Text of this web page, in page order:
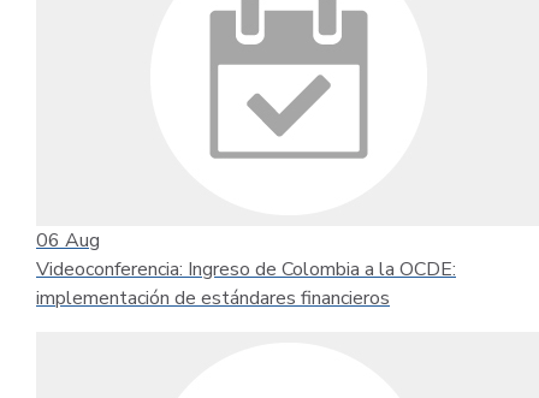
06 Aug
Videoconferencia: Ingreso de Colombia a la OCDE:
implementación de estándares financieros